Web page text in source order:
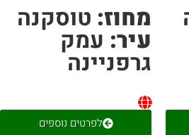
מחוז:טוסקנה
עיר:עמק
גרפניינה
לפרטים נוספים